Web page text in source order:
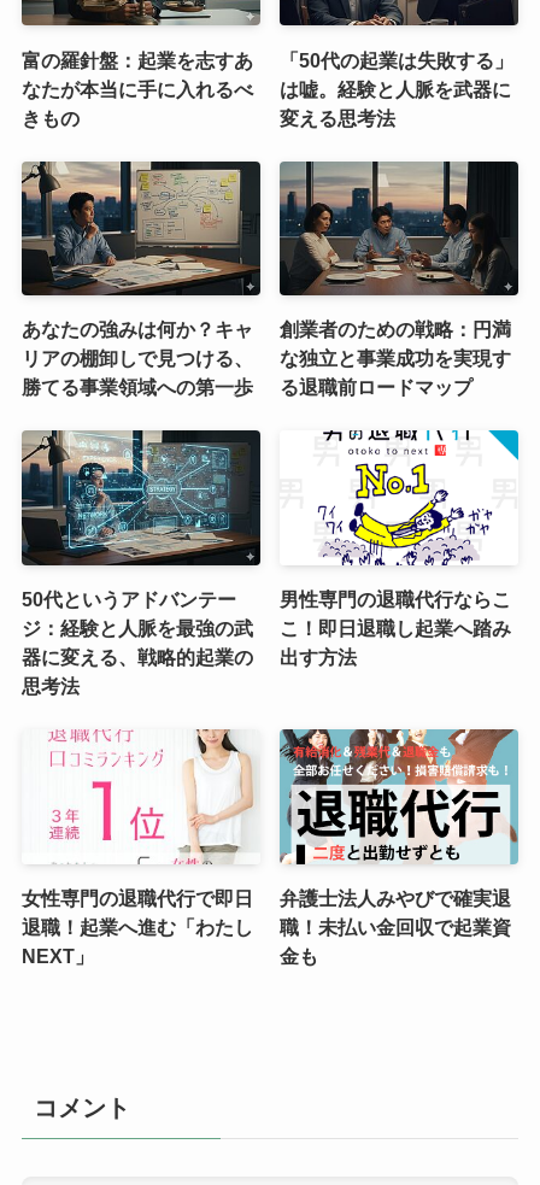
富の羅針盤：起業を志すあ
なたが本当に手に入れるべ
きもの
「50代の起業は失敗する」
は嘘。経験と人脈を武器に
変える思考法
あなたの強みは何か？キャ
リアの棚卸しで見つける、
勝てる事業領域への第一歩
創業者のための戦略：円満
な独立と事業成功を実現す
る退職前ロードマップ
50代というアドバンテー
ジ：経験と人脈を最強の武
器に変える、戦略的起業の
思考法
男性専門の退職代行ならこ
こ！即日退職し起業へ踏み
出す方法
女性専門の退職代行で即日
退職！起業へ進む「わたし
NEXT」
弁護士法人みやびで確実退
職！未払い金回収で起業資
金も
コメント